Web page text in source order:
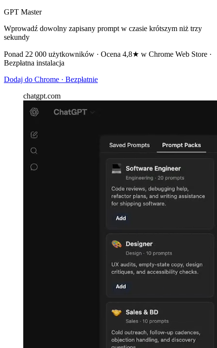
GPT Master
Wprowadź dowolny zapisany prompt w czasie krótszym niż trzy
sekundy
Ponad 22 000 użytkowników · Ocena 4,8★ w Chrome Web Store ·
Bezpłatna instalacja
Dodaj do Chrome · Bezpłatnie
chatgpt.com